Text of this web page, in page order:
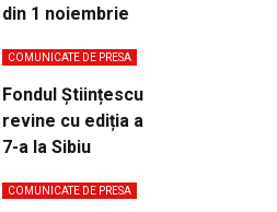
din 1 noiembrie
COMUNICATE DE PRESA
Fondul Științescu
revine cu ediția a
7-a la Sibiu
COMUNICATE DE PRESA